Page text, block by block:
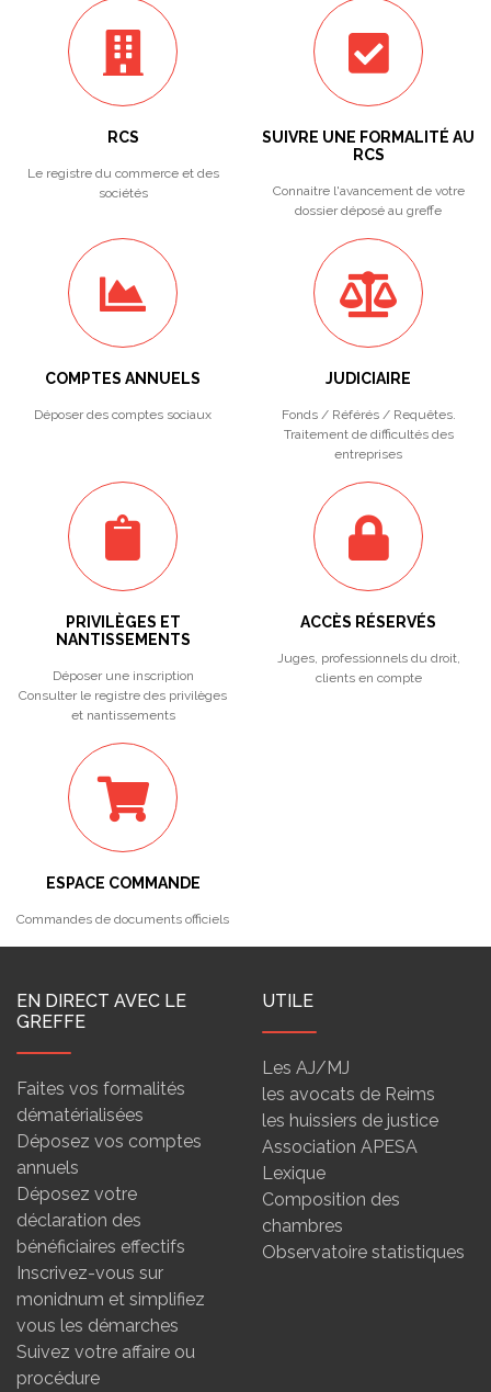
RCS
Le registre du commerce et des
sociétés
SUIVRE UNE FORMALITÉ AU
RCS
Connaitre l'avancement de votre
dossier déposé au greffe
COMPTES ANNUELS
Déposer des comptes sociaux
JUDICIAIRE
Fonds / Référés / Requêtes.
Traitement de difficultés des
entreprises
PRIVILÈGES ET
NANTISSEMENTS
Déposer une inscription
Consulter le registre des privilèges
et nantissements
ACCÈS RÉSERVÉS
Juges, professionnels du droit,
clients en compte
ESPACE COMMANDE
Commandes de documents officiels
EN DIRECT AVEC LE
GREFFE
Faites vos formalités
dématérialisées
Déposez vos comptes
annuels
Déposez votre
déclaration des
bénéficiaires effectifs
Inscrivez-vous sur
monidnum et simplifiez
vous les démarches
Suivez votre affaire ou
procédure
UTILE
Les AJ/MJ
les avocats de Reims
les huissiers de justice
Association APESA
Lexique
Composition des
chambres
Observatoire statistiques